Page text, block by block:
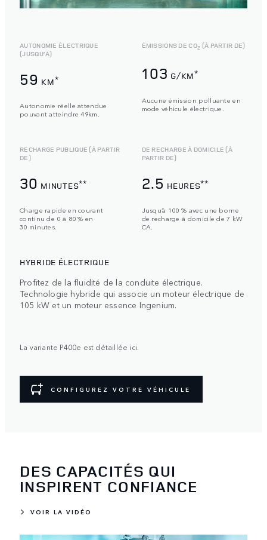
AUTONOMIE ÉLECTRIQUE
(JUSQU’À)
59 KM*
Autonomie réelle attendue
pouvant atteindre 49km.
ÉMISSIONS DE CO2 (À PARTIR DE)
103 G/KM*
Aucune émission polluante en
mode véhicule électrique.
RECHARGE PUBLIQUE (À PARTIR
DE)
30 MINUTES**
Charge rapide en courant
continu de 0 à 80 % en
30 minutes.
DE RECHARGE À DOMICILE (À
PARTIR DE)
2.5 HEURES**
Jusqu’à 100 % avec une borne
de recharge à domicile de 7 kW
CA.
HYBRIDE ÉLECTRIQUE
Profitez de la fluidité de la conduite électrique.
Technologie hybride qui associe un moteur électrique de
105 kW et un moteur essence Ingenium.
La variante P400e est détaillée ici.
CONFIGUREZ VOTRE VÉHICULE
DES CAPACITÉS QUI
INSPIRENT CONFIANCE
VOIR LA VIDÉO